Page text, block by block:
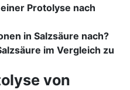
Protolyse nach
in Salzsäure nach?
im Vergleich zu
von